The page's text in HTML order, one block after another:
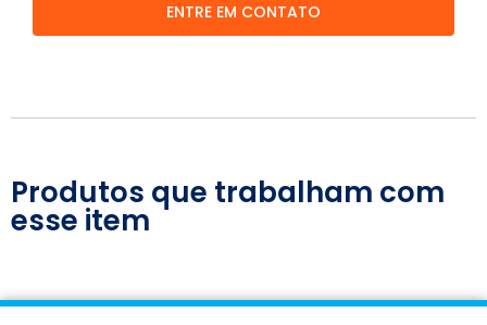
ENTRE EM CONTATO
Produtos que trabalham com
esse item